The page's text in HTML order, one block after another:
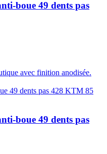
boue 49 dents pas
avec finition anodisée.
boue 49 dents pas